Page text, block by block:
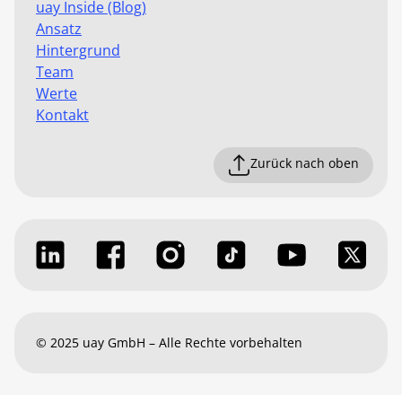
uay Inside (Blog)
Ansatz
Hintergrund
Team
Werte
Kontakt
Zurück nach oben
© 2025 uay GmbH – Alle Rechte vorbehalten